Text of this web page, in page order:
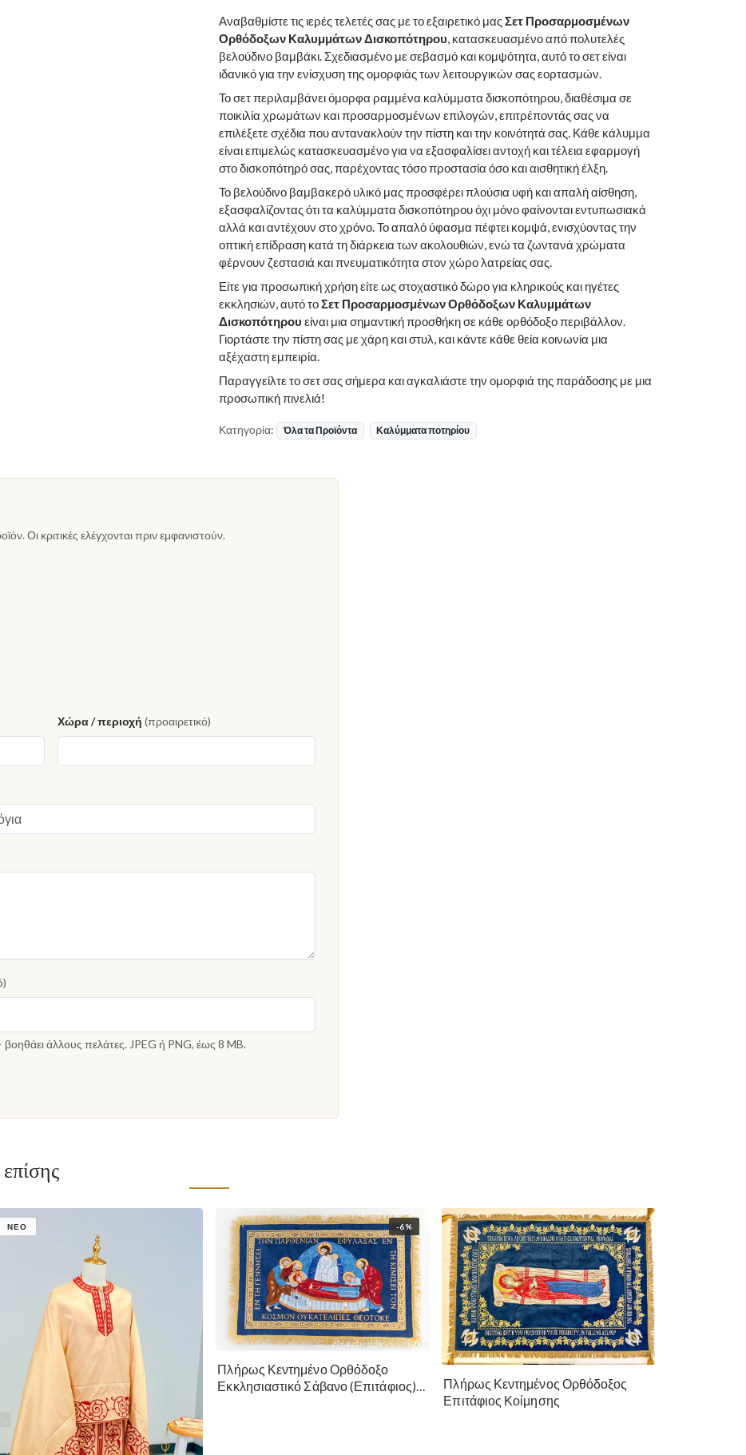
Αναβαθμίστε τις ιερές τελετές σας με το εξαιρετικό μαςΣετ Προσαρμοσμένων
Ορθόδοξων Καλυμμάτων Δισκοπότηρου, κατασκευασμένο από πολυτελές
βελούδινο βαμβάκι. Σχεδιασμένο με σεβασμό και κομψότητα, αυτό το σετ είναι
ιδανικό για την ενίσχυση της ομορφιάς των λειτουργικών σας εορτασμών.
Το σετ περιλαμβάνει όμορφα ραμμένα καλύμματα δισκοπότηρου, διαθέσιμα σε
ποικιλία χρωμάτων και προσαρμοσμένων επιλογών, επιτρέποντάς σας να
επιλέξετε σχέδια που αντανακλούν την πίστη και την κοινότητά σας. Κάθε κάλυμμα
είναι επιμελώς κατασκευασμένο για να εξασφαλίσει αντοχή και τέλεια εφαρμογή
στο δισκοπότηρό σας, παρέχοντας τόσο προστασία όσο και αισθητική έλξη.
Το βελούδινο βαμβακερό υλικό μας προσφέρει πλούσια υφή και απαλή αίσθηση,
εξασφαλίζοντας ότι τα καλύμματα δισκοπότηρου όχι μόνο φαίνονται εντυπωσιακά
αλλά και αντέχουν στο χρόνο. Το απαλό ύφασμα πέφτει κομψά, ενισχύοντας την
οπτική επίδραση κατά τη διάρκεια των ακολουθιών, ενώ τα ζωντανά χρώματα
φέρνουν ζεστασιά και πνευματικότητα στον χώρο λατρείας σας.
Είτε για προσωπική χρήση είτε ως στοχαστικό δώρο για κληρικούς και ηγέτες
εκκλησιών, αυτό τοΣετ Προσαρμοσμένων Ορθόδοξων Καλυμμάτων
Δισκοπότηρου είναι μια σημαντική προσθήκη σε κάθε ορθόδοξο περιβάλλον.
Γιορτάστε την πίστη σας με χάρη και στυλ, και κάντε κάθε θεία κοινωνία μια
αξέχαστη εμπειρία.
Παραγγείλτε το σετ σας σήμερα και αγκαλιάστε την ομορφιά της παράδοσης με μια
προσωπική πινελιά!
Κατηγορία: Όλα τα Προϊόντα Καλύμματα ποτηρίου
Οι κριτικές ελέγχονται πριν εμφανιστούν.
Χώρα / περιοχή (προαιρετικό)
άλλους πελάτες. JPEG ή PNG, έως 8 MB.
ΝΈΟ -6%
Πλήρως Κεντημένο Ορθόδοξο
Εκκλησιαστικό Σάβανο (Επιτάφιος)
Πλήρως Κεντημένος Ορθόδοξος
Επιτάφιος Κοίμησης